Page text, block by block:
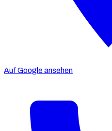
Auf Google ansehen